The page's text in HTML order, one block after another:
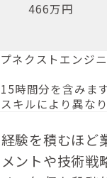
466万円
ネクストエンジ
時間分を含みま
キルにより異なり
験を積むほど
ントや技術戦